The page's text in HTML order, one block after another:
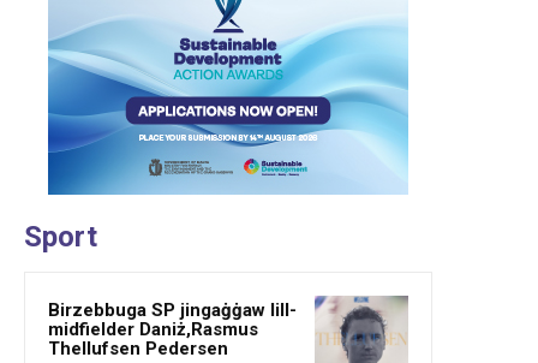
Sport
Birzebbuga SP jingaġġaw lill-
midfielder Daniż,Rasmus
Thellufsen Pedersen